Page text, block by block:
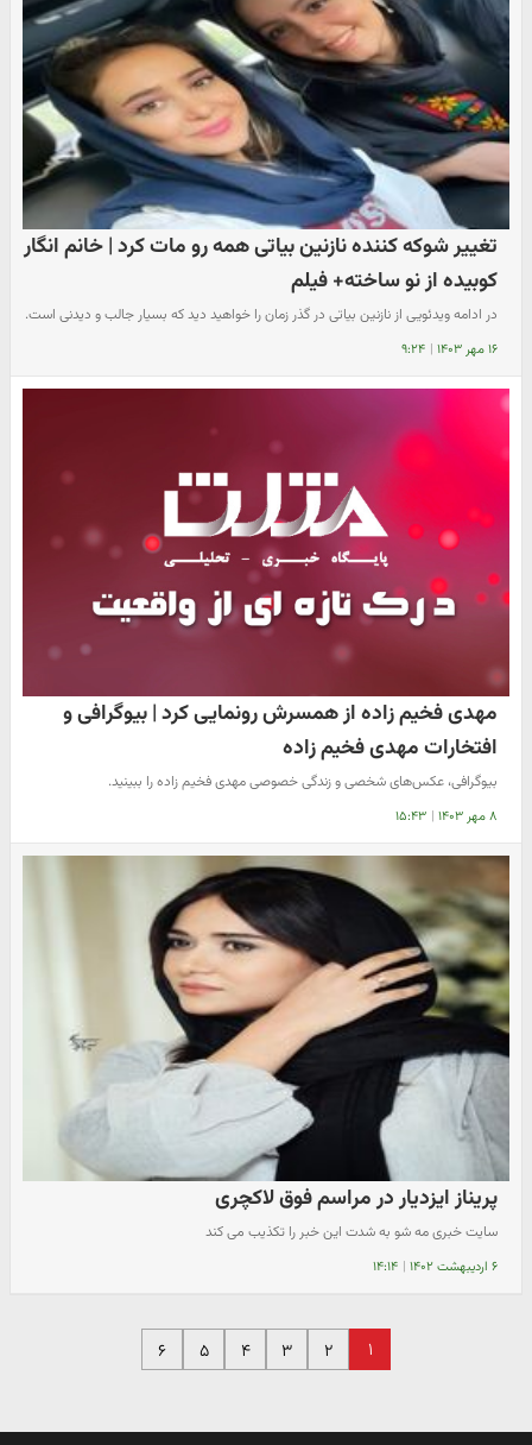
تغییر شوکه کننده نازنین بیاتی همه رو مات کرد | خانم انگار
کوبیده از نو ساخته+ فیلم
در ادامه ویدئویی از نازنین بیاتی در گذر زمان را خواهید دید که بسیار جالب و دیدنی است.
۱۶ مهر ۱۴۰۳ | ۹:۲۴
مهدی فخیم زاده از همسرش رونمایی کرد | بیوگرافی و
افتخارات مهدی فخیم زاده
بیوگرافی، عکس‌های شخصی و زندگی خصوصی مهدی فخیم زاده را ببینید.
۸ مهر ۱۴۰۳ | ۱۵:۴۳
پریناز ایزدیار در مراسم فوق لاکچری
سایت خبری مه شو به شدت این خبر را تکذیب می کند
۶ اردیبهشت ۱۴۰۲ | ۱۴:۱۴
۱ ۲ ۳ ۴ ۵ ۶